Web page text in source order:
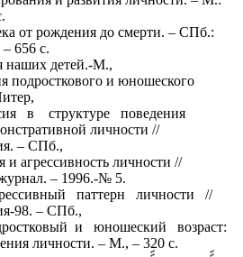
от рождения до смерти. – СПб.:
656 с.
наших детей.-М.,
подросткового и юношеского
в структуре поведения
личности //
– СПб.,
агрессивность личности //
– 1996.-№ 5.
паттерн личности //
98. – СПб.,
и юношеский возраст:
личности. – М., – 320 с.